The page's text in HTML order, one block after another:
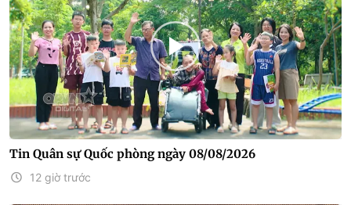
Tin Quân sự Quốc phòng ngày 08/08/2026
12 giờ trước